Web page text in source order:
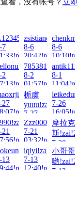
看，没有帐号？ 立
7
8-6
20:42!read!
8-6
2
8-2
01:57!read!
8-1
27
栀虞
yuuu!zai!2026-
7-27
00:39!read!
7-26
21
Zzz000!zai!2026-
7-21
03:32!read!
摩拉克
斯
7-20
13
iqiyi!zai!2026-
7-13
12:40!read!
小哥哥
哟
7-13